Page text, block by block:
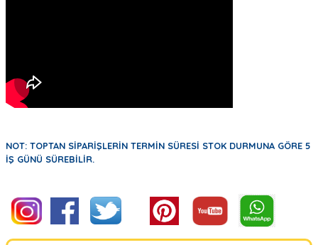
NOT: TOPTAN SİPARİŞLERİN TERMİN SÜRESİ STOK DURMUNA GÖRE 5
İŞ GÜNÜ SÜREBİLİR.